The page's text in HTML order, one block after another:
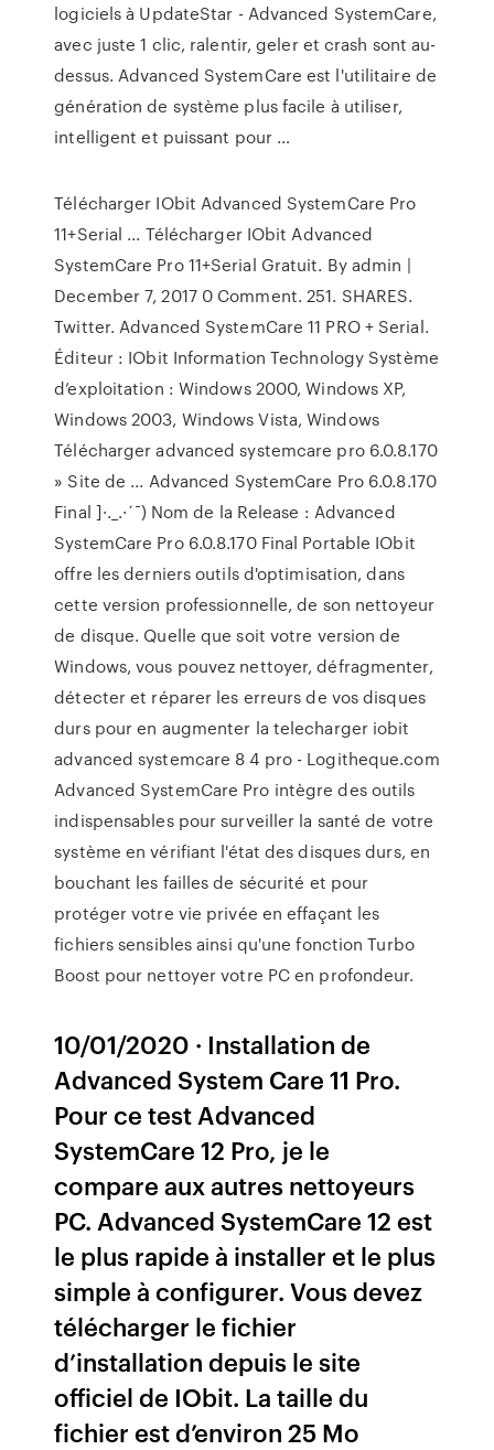
logiciels à UpdateStar - Advanced SystemCare,
avec juste 1 clic, ralentir, geler et crash sont au-
dessus. Advanced SystemCare est l'utilitaire de
génération de système plus facile à utiliser,
intelligent et puissant pour …
Télécharger IObit Advanced SystemCare Pro
11+Serial ... Télécharger IObit Advanced
SystemCare Pro 11+Serial Gratuit. By admin |
December 7, 2017 0 Comment. 251. SHARES.
Twitter. Advanced SystemCare 11 PRO + Serial.
Éditeur : IObit Information Technology Système
d’exploitation : Windows 2000, Windows XP,
Windows 2003, Windows Vista, Windows
Télécharger advanced systemcare pro 6.0.8.170
» Site de ... Advanced SystemCare Pro 6.0.8.170
Final ]·._.·´¯) Nom de la Release : Advanced
SystemCare Pro 6.0.8.170 Final Portable IObit
offre les derniers outils d'optimisation, dans
cette version professionnelle, de son nettoyeur
de disque. Quelle que soit votre version de
Windows, vous pouvez nettoyer, défragmenter,
détecter et réparer les erreurs de vos disques
durs pour en augmenter la telecharger iobit
advanced systemcare 8 4 pro - Logitheque.com
Advanced SystemCare Pro intègre des outils
indispensables pour surveiller la santé de votre
système en vérifiant l'état des disques durs, en
bouchant les failles de sécurité et pour
protéger votre vie privée en effaçant les
fichiers sensibles ainsi qu'une fonction Turbo
Boost pour nettoyer votre PC en profondeur.
10/01/2020 · Installation de
Advanced System Care 11 Pro.
Pour ce test Advanced
SystemCare 12 Pro, je le
compare aux autres nettoyeurs
PC. Advanced SystemCare 12 est
le plus rapide à installer et le plus
simple à configurer. Vous devez
télécharger le fichier
d’installation depuis le site
officiel de IObit. La taille du
fichier est d’environ 25 Mo